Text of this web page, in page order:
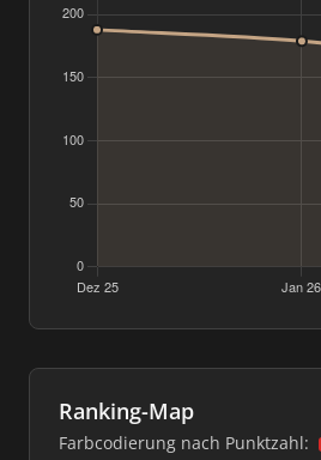
Ranking-Map
Farbcodierung nach Punktzahl: